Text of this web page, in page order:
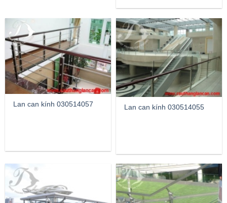
Lan can kính 030514057 Lan can kính 030514055